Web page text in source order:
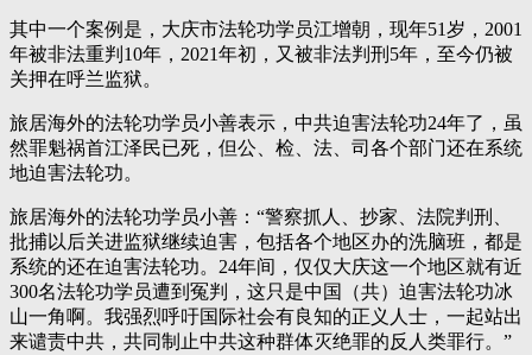
其中一个案例是，大庆市法轮功学员江增朝，现年51岁，2001
年被非法重判10年，2021年初，又被非法判刑5年，至今仍被
关押在呼兰监狱。
旅居海外的法轮功学员小善表示，中共迫害法轮功24年了，虽
然罪魁祸首江泽民已死，但公、检、法、司各个部门还在系统
地迫害法轮功。
旅居海外的法轮功学员小善：“警察抓人、抄家、法院判刑、
批捕以后关进监狱继续迫害，包括各个地区办的洗脑班，都是
系统的还在迫害法轮功。24年间，仅仅大庆这一个地区就有近
300名法轮功学员遭到冤判，这只是中国（共）迫害法轮功冰
山一角啊。我强烈呼吁国际社会有良知的正义人士，一起站出
来谴责中共，共同制止中共这种群体灭绝罪的反人类罪行。”